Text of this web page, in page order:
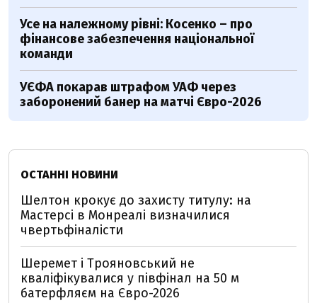
Усе на належному рівні: Косенко – про
фінансове забезпечення національної
команди
УЄФА покарав штрафом УАФ через
заборонений банер на матчі Євро-2026
ОСТАННІ НОВИНИ
Шелтон крокує до захисту титулу: на
Мастерсі в Монреалі визначилися
чвертьфіналісти
Шеремет і Трояновський не
кваліфікувалися у півфінал на 50 м
батерфляєм на Євро-2026